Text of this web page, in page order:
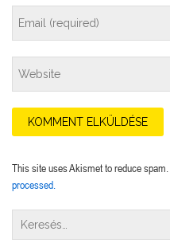
This site uses Akismet to reduce spam.
processed.